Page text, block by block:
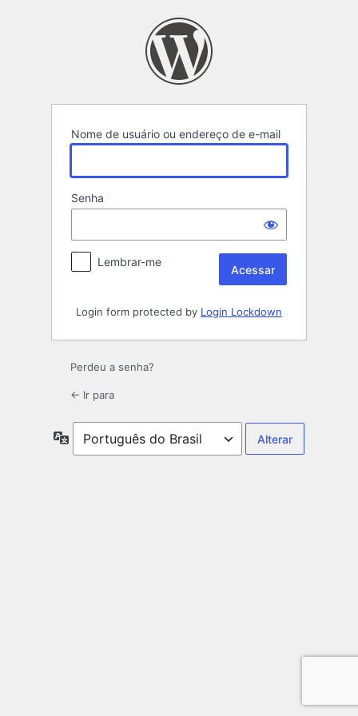
Nome de usuário ou endereço de e-mail
Senha
Lembrar-me
Login form protected by Login Lockdown
Perdeu a senha?
← Ir para
Idioma